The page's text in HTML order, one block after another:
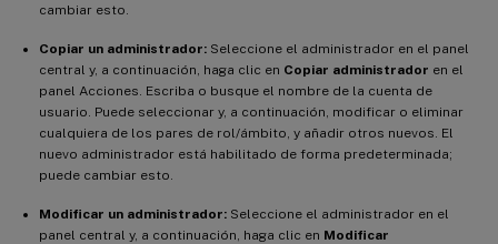
cambiar esto.
Copiar un administrador: Seleccione el administrador en el panel
central y, a continuación, haga clic en Copiar administrador en el
panel Acciones. Escriba o busque el nombre de la cuenta de
usuario. Puede seleccionar y, a continuación, modificar o eliminar
cualquiera de los pares de rol/ámbito, y añadir otros nuevos. El
nuevo administrador está habilitado de forma predeterminada;
puede cambiar esto.
Modificar un administrador: Seleccione el administrador en el
panel central y, a continuación, haga clic en Modificar